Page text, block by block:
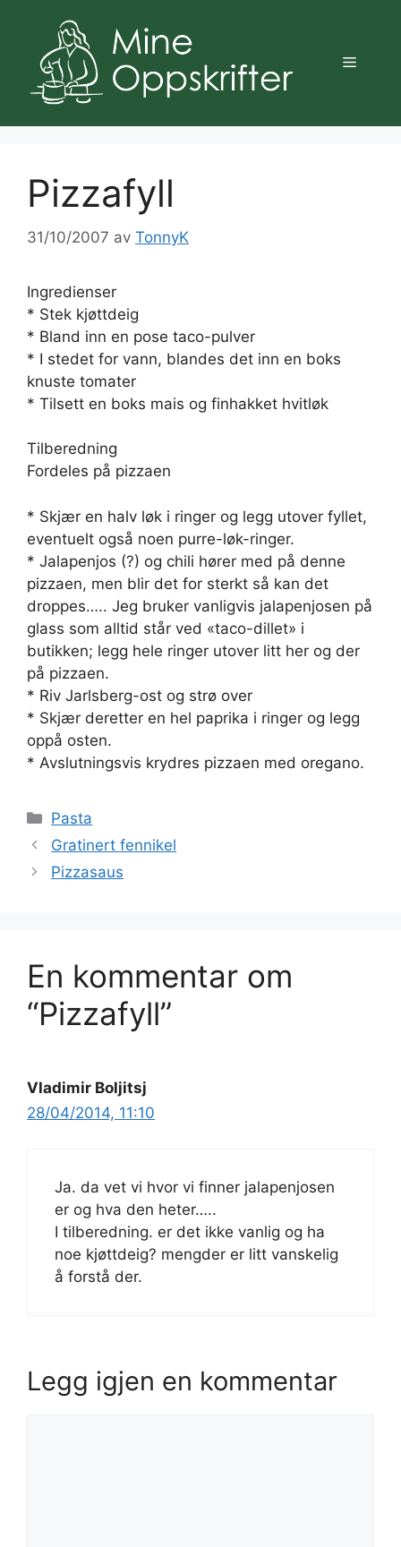
innhold
Meny
Pizzafyll
31/10/2007 av TonnyK
Ingredienser
* Stek kjøttdeig
* Bland inn en pose taco-pulver
* I stedet for vann, blandes det inn en boks
knuste tomater
* Tilsett en boks mais og finhakket hvitløk
Tilberedning
Fordeles på pizzaen
* Skjær en halv løk i ringer og legg utover fyllet,
eventuelt også noen purre-løk-ringer.
* Jalapenjos (?) og chili hører med på denne
pizzaen, men blir det for sterkt så kan det
droppes….. Jeg bruker vanligvis jalapenjosen på
glass som alltid står ved «taco-dillet» i
butikken; legg hele ringer utover litt her og der
på pizzaen.
* Riv Jarlsberg-ost og strø over
* Skjær deretter en hel paprika i ringer og legg
oppå osten.
* Avslutningsvis krydres pizzaen med oregano.
Kategorier
Pasta
Gratinert fennikel
Pizzasaus
En kommentar om
“Pizzafyll”
Vladimir Boljitsj
28/04/2014, 11:10
Ja. da vet vi hvor vi finner jalapenjosen
er og hva den heter…..
I tilberedning. er det ikke vanlig og ha
noe kjøttdeig? mengder er litt vanskelig
å forstå der.
Legg igjen en kommentar